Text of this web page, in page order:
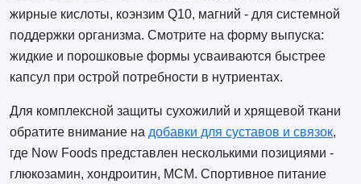
жирные кислоты, коэнзим Q10, магний - для системной
поддержки организма. Смотрите на форму выпуска:
жидкие и порошковые формы усваиваются быстрее
капсул при острой потребности в нутриентах.
Для комплексной защиты сухожилий и хрящевой ткани
обратите внимание на добавки для суставов и связок,
где Now Foods представлен несколькими позициями -
глюкозамин, хондроитин, МСМ. Спортивное питание